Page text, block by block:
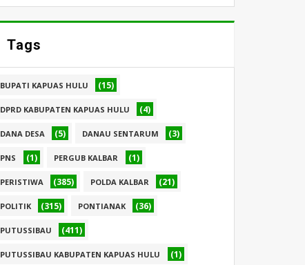
Tags
BUPATI KAPUAS HULU (15)
DPRD KABUPATEN KAPUAS HULU (4)
DANA DESA (5) DANAU SENTARUM (3)
PNS (1) PERGUB KALBAR (1)
PERISTIWA (385) POLDA KALBAR (21)
POLITIK (315) PONTIANAK (36)
PUTUSSIBAU (411)
PUTUSSIBAU KABUPATEN KAPUAS HULU (1)